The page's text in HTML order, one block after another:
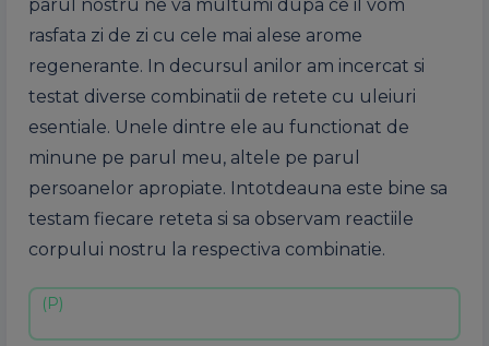
parul nostru ne va multumi dupa ce il vom
rasfata zi de zi cu cele mai alese arome
regenerante. In decursul anilor am incercat si
testat diverse combinatii de retete cu uleiuri
esentiale. Unele dintre ele au functionat de
minune pe parul meu, altele pe parul
persoanelor apropiate. Intotdeauna este bine sa
testam fiecare reteta si sa observam reactiile
corpului nostru la respectiva combinatie.